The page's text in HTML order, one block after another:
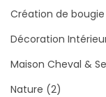
Création de bougie
Décoration
Maison Cheval &
Nature (2)